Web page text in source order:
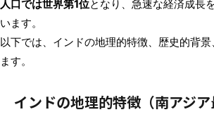
人口では世界第1位となり、急速な経済成長
います。
以下では、インドの地理的特徴、歴史的背
ます。
インドの地理的特徴（南アジア